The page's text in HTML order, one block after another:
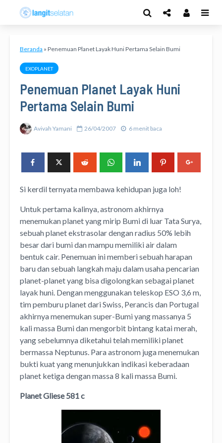
Beranda » Penemuan Planet Layak Huni Pertama Selain Bumi
EXOPLANET
Penemuan Planet Layak Huni
Pertama Selain Bumi
Avivah Yamani 26/04/2007 6 menit baca
Si kerdil ternyata membawa kehidupan juga loh!
Untuk pertama kalinya, astronom akhirnya
menemukan planet yang mirip Bumi di luar Tata Surya,
sebuah planet ekstrasolar dengan radius 50% lebih
besar dari bumi dan mampu memiliki air dalam
bentuk cair. Penemuan ini memberi sebuah harapan
baru dan sebuah langkah maju dalam usaha pencarian
planet-planet yang bisa digolongkan sebagai planet
layak huni. Dengan menggunakan teleskop ESO 3,6 m,
tim pemburu planet dari Swiss, Perancis dan Portugal
akhirnya menemukan super-Bumi yang massanya 5
kali massa Bumi dan mengorbit bintang katai merah,
yang sebelumnya diketahui telah memiliki planet
bermassa Neptunus. Para astronom juga menemukan
bukti kuat yang menunjukkan indikasi keberadaan
planet ketiga dengan massa 8 kali massa Bumi.
Planet Gliese 581 c